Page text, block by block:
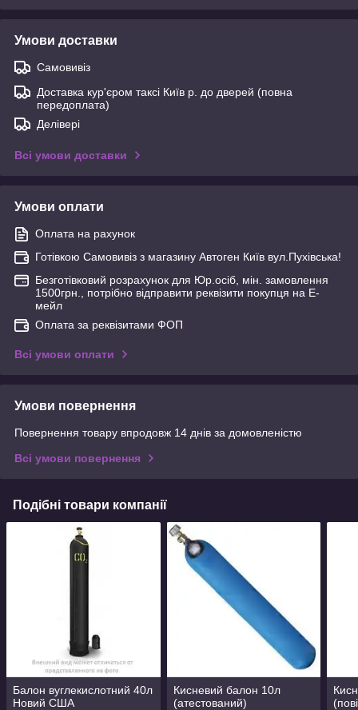
Умови доставки
Самовивіз
Доставка кур'єром таксі Київ р. до дверей (повна
передоплата)
Делівері
Всі умови доставки
Умови оплати
Оплата на рахунок
Готівкою Самовивіз з магазину Автоген Київ вул.Пухівська!
Безготівковий розрахунок для Юр.осіб, мін. замовлення
1500грн., потрібно відправити реквізити покупця на Е-
мейл
Оплата за реквізитами ФОП
Всі умови оплати
Умови повернення
Повернення товару впродовж 14 днів за домовленістю
Всі умови повернення
Подібні товари компанії
Балон вуглекислотний 40л
Новий США
Кисневий балон 10л
(атестований)